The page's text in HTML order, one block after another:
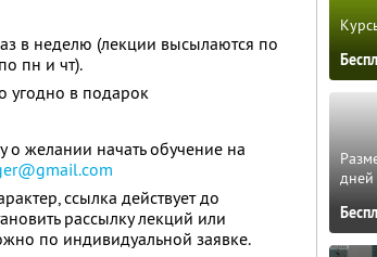
в неделю (лекции высылаются по
пн и чт).
угодно в подарок
о желании начать обучение на
ссылка действует до
рассылку лекций или
по индивидуальной заявке.
дней